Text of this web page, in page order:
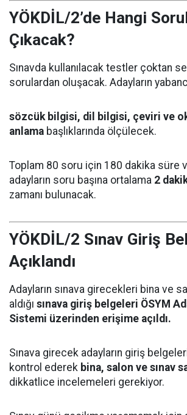
YÖKDİL/2’de Hangi
Çıkacak?
Sınavda kullanılacak testler çoktan
sorulardan oluşacak. Adayların
sözcük bilgisi, dil bilgisi, çeviri ve
anlama başlıklarında ölçülecek.
Toplam 80 soru için 180 dakika süre
adayların soru başına ortalama 2
zamanı bulunacak.
YÖKDİL/2 Sınav Giriş
Açıklandı
Adayların sınava girecekleri bina ve
aldığı sınava giriş belgeleri ÖSYM
Sistemi üzerinden erişime açıldı.
Sınava girecek adayların giriş
kontrol ederek bina, salon ve sınav
dikkatlice incelemeleri gerekiyor.